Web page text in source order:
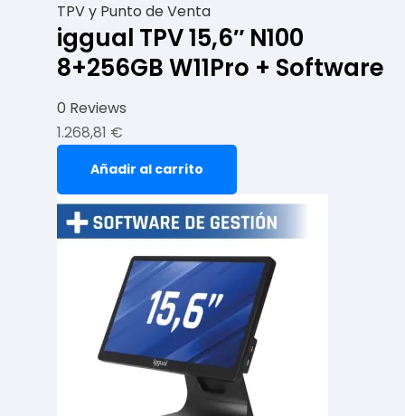
TPV y Punto de Venta
iggual TPV 15,6″ N100
8+256GB W11Pro + Software
0 Reviews
1.268,81 €
Añadir al carrito